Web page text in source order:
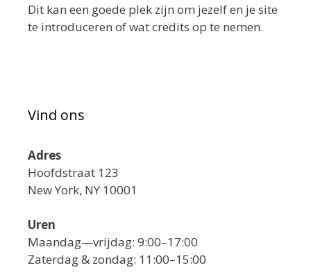
Dit kan een goede plek zijn om jezelf en je site
te introduceren of wat credits op te nemen.
Vind ons
Adres
Hoofdstraat 123
New York, NY 10001
Uren
Maandag—vrijdag: 9:00–17:00
Zaterdag & zondag: 11:00–15:00